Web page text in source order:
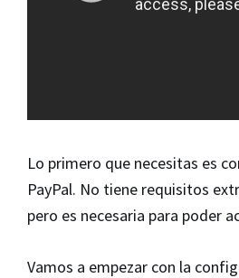
Lo primero que necesitas es
PayPal. No tiene requisitos
pero es necesaria para poder
Vamos a empezar con la